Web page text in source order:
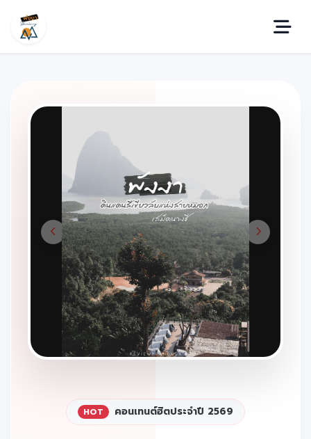
HOT คอนเทนต์ฮิตประจำปี 2569